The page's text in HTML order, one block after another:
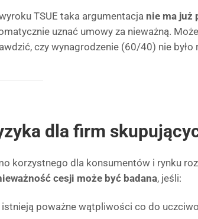
TSUE taka argumentacja nie ma już
uznać umowy za nieważną.
czy wynagrodzenie (60/40) nie
dla firm
korzystnego dla konsumentów i rynku
cesji może być badana, jeśli:
istnieją poważne wątpliwości co do